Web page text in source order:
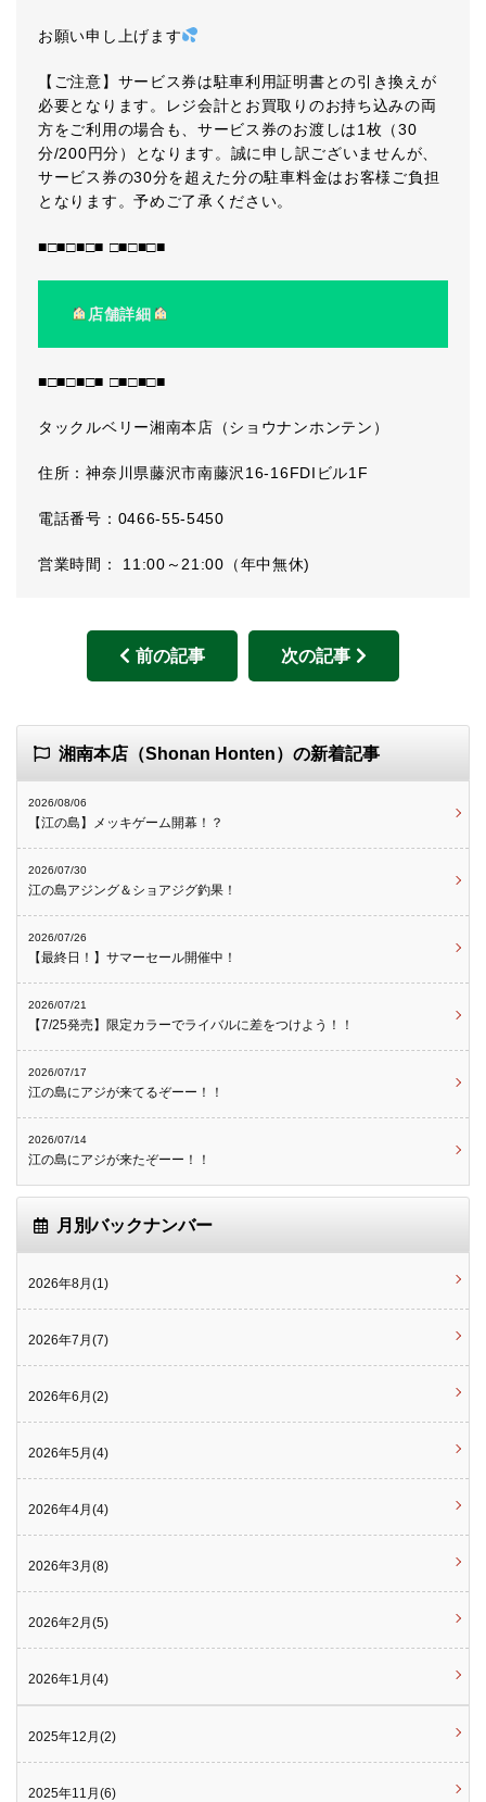
お願い申し上げます
【ご注意】サービス券は駐車利用証明書との引き換えが
必要となります。レジ会計とお買取りのお持ち込みの両
方をご利用の場合も、サービス券のお渡しは1枚（30
分/200円分）となります。誠に申し訳ございませんが、
サービス券の30分を超えた分の駐車料金はお客様ご負担
となります。予めご了承ください。
■□■□■□■ □■□■□■
店舗詳細
■□■□■□■ □■□■□■
タックルベリー湘南本店（ショウナンホンテン）
住所：神奈川県藤沢市南藤沢16-16FDIビル1F
電話番号：0466-55-5450
営業時間： 11:00～21:00（年中無休)
前の記事 次の記事
湘南本店（Shonan Honten）の新着記事
2026/08/06
【江の島】メッキゲーム開幕！？
2026/07/30
江の島アジング＆ショアジグ釣果！
2026/07/26
【最終日！】サマーセール開催中！
2026/07/21
【7/25発売】限定カラーでライバルに差をつけよう！！
2026/07/17
江の島にアジが来てるぞーー！！
2026/07/14
江の島にアジが来たぞーー！！
月別バックナンバー
2026年8月(1)
2026年7月(7)
2026年6月(2)
2026年5月(4)
2026年4月(4)
2026年3月(8)
2026年2月(5)
2026年1月(4)
2025年12月(2)
2025年11月(6)